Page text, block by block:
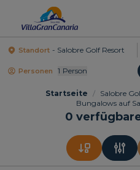
Standort
Personen 1 Person
Startseite / Salobre
Bungalows auf
0